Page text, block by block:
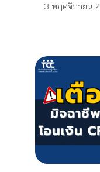
3 พฤศจิกายน